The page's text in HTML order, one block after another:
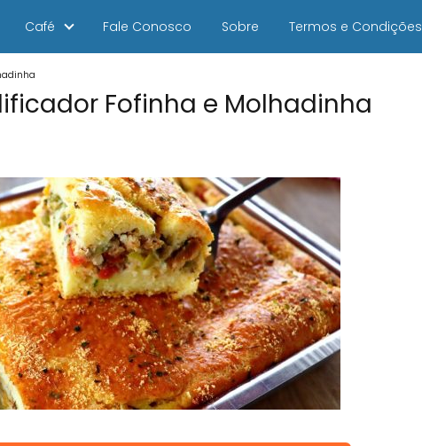
Café Fale Conosco Sobre Termos e Condições
Fofinha e Molhadinha